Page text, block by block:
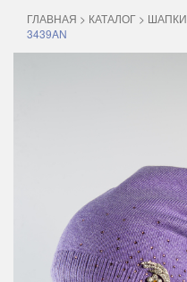
ГЛАВНАЯ > КАТАЛОГ > ШАПКИ
3439AN